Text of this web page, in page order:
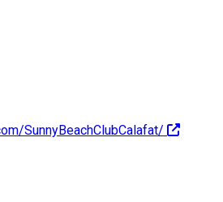
SunnyBeachClubCalafat/